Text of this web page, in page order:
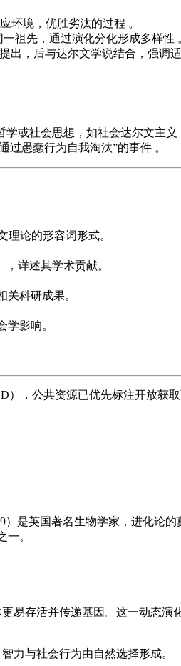
环境，优胜劣汰的过程 。
祖先，通过演化分化形成多样性
出，后与达尔文学说结合，强调
或社会思想，如社会达尔文主义
过愚蠢行为自我淘汰”的事件 。
理论的形容词形式。
，详述其学术贡献。
关科研成果。
学影响。
，公共资源已优先标注开放获取
）是英国著名生物学家，进化
一。
易存活并传递基因。这一动态演
力与社会行为由自然选择形成。